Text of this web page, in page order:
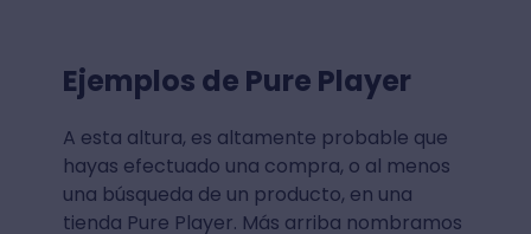
Ejemplos de Pure Player
A esta altura, es altamente probable que
hayas efectuado una compra, o al menos
una búsqueda de un producto, en una
tienda Pure Player. Más arriba nombramos